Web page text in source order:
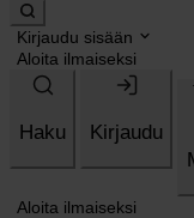
Kirjaudu sisään
Aloita ilmaiseksi
Haku Kirjaudu
Aloita ilmaiseksi